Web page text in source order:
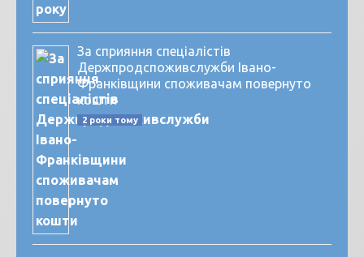
За сприяння спеціалістів
Держпродспоживслужби Івано-
Франківщини споживачам повернуто
кошти
2 роки тому